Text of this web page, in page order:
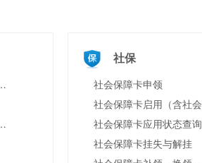
慢特病病种待遇认定
本医疗保险个人缴费补贴
社保
社会保障卡申领
社会保障卡应用状态查询
社会保障卡挂失与解挂